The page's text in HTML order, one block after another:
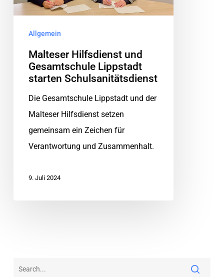
Allgemein
Malteser Hilfsdienst und
Gesamtschule Lippstadt
starten Schulsanitätsdienst
Die Gesamtschule Lippstadt und der
Malteser Hilfsdienst setzen
gemeinsam ein Zeichen für
Verantwortung und Zusammenhalt.
9. Juli 2024